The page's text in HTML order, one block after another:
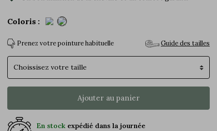
Coloris :
Prenez votre pointure habituelle Guide des tailles
Pointure
Ajouter au panier
En stock expédié dans la journée